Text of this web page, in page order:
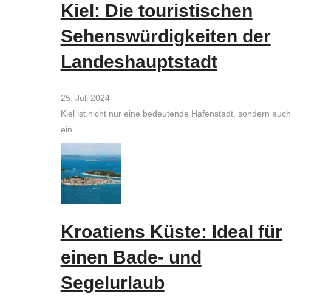
Kiel: Die touristischen
Sehenswürdigkeiten der
Landeshauptstadt
25. Juli 2024
Kiel ist nicht nur eine bedeutende Hafenstadt, sondern auch
ein …
Kroatiens Küste: Ideal für
einen Bade- und
Segelurlaub